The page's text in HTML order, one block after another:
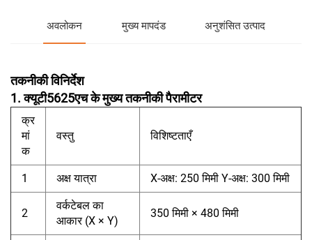
अवलोकन मुख्य मापदंड अनुशंसित उत्पाद
तकनीकी विनिर्देश
1. क्यूटी5625एच के मुख्य तकनीकी पैरामीटर
क्र
मां
क
वस्तु विशिष्टताएँ
1 अक्ष यात्रा X-अक्ष: 250 मिमी Y-अक्ष: 300 मिमी
2
वर्कटेबल का
आकार (X × Y)
350 मिमी × 480 मिमी